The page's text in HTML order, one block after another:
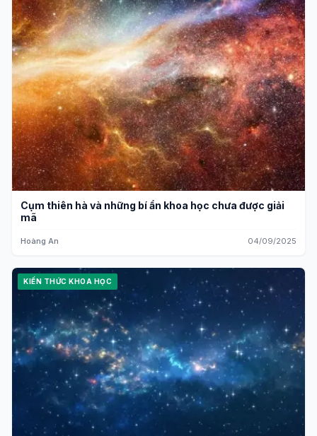
Cụm thiên hà và những bí ẩn khoa học chưa được giải
mã
Hoàng An 04/09/2025
KIẾN THỨC KHOA HỌC